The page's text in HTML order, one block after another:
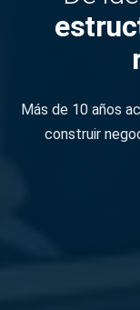
Más de 10 años
construir